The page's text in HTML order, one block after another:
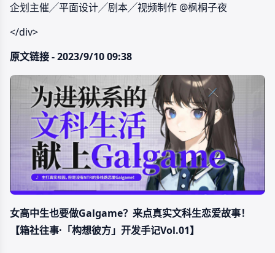
企划主催╱平面设计╱剧本╱视频制作 @枫桐子夜
</div>
原文链接 - 2023/9/10 09:38
女高中生也要做Galgame？来点真实文科生恋爱故事！
【箱社往事·「构想彼方」开发手记Vol.01】